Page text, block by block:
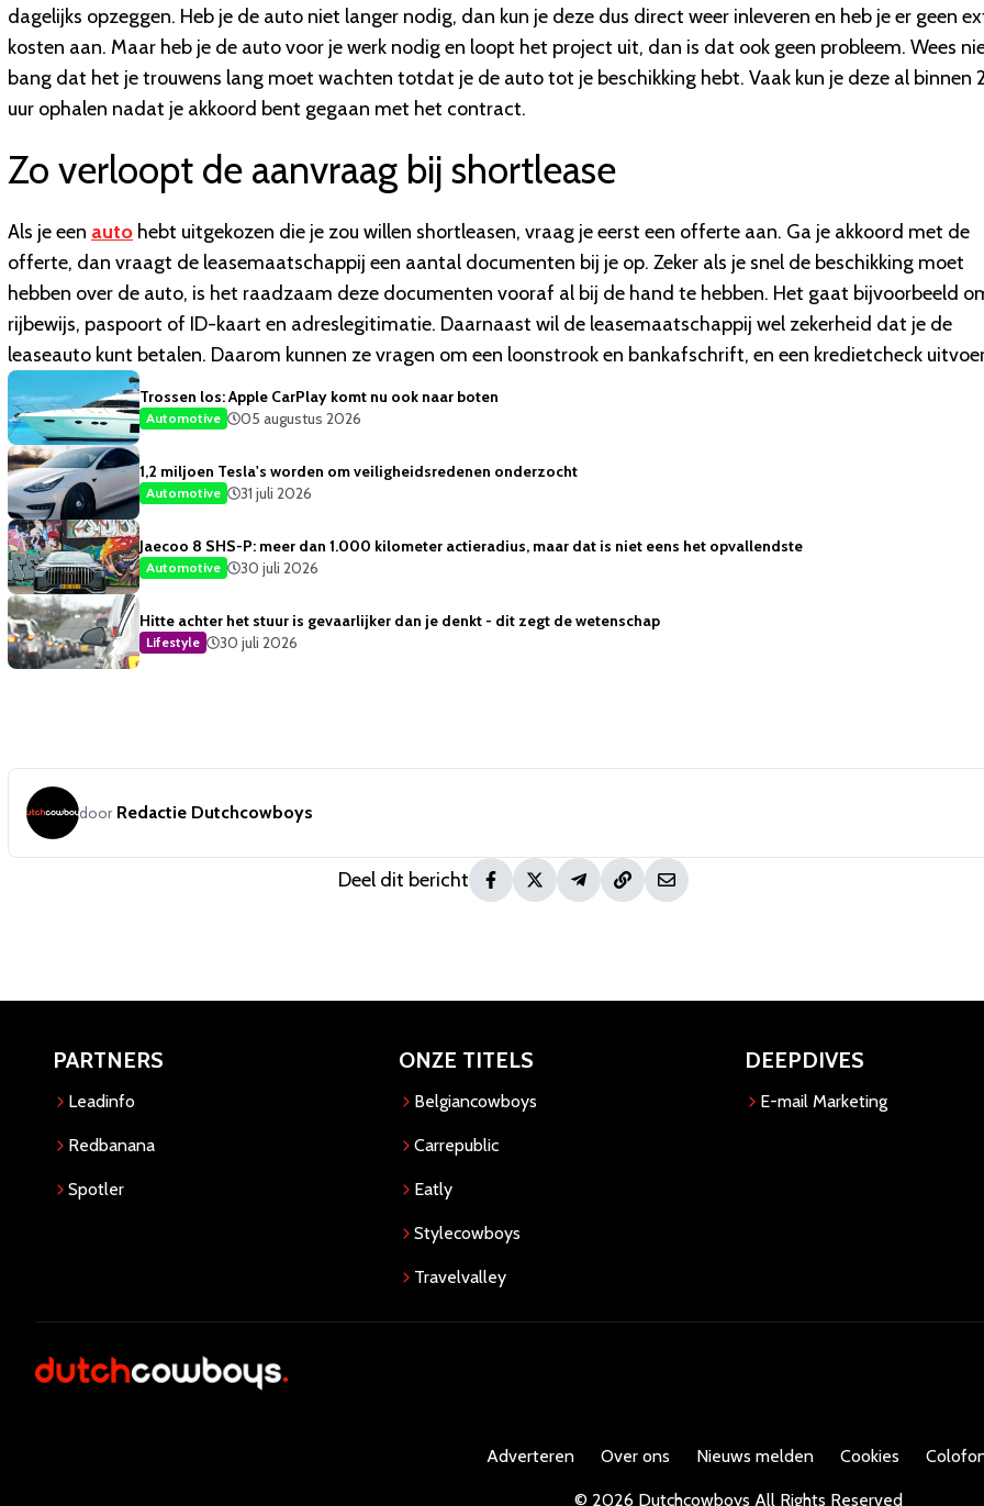
dagelijks opzeggen. Heb je de auto niet langer nodig, dan kun je deze dus direct weer inleveren en heb je er geen
kosten aan. Maar heb je de auto voor je werk nodig en loopt het project uit, dan is dat ook geen probleem. Wees
bang dat het je trouwens lang moet wachten totdat je de auto tot je beschikking hebt. Vaak kun je deze al binnen
uur ophalen nadat je akkoord bent gegaan met het contract.
Zo verloopt de aanvraag bij shortlease
Als je een auto hebt uitgekozen die je zou willen shortleasen, vraag je eerst een offerte aan. Ga je akkoord met de
offerte, dan vraagt de leasemaatschappij een aantal documenten bij je op. Zeker als je snel de beschikking moet
hebben over de auto, is het raadzaam deze documenten vooraf al bij de hand te hebben. Het gaat bijvoorbeeld
rijbewijs, paspoort of ID-kaart en adreslegitimatie. Daarnaast wil de leasemaatschappij wel zekerheid dat je de
leaseauto kunt betalen. Daarom kunnen ze vragen om een loonstrook en bankafschrift, en een kredietcheck
Trossen los: Apple CarPlay komt nu ook naar boten
Automotive 05 augustus 2026
1,2 miljoen Tesla's worden om veiligheidsredenen onderzocht
Automotive 31 juli 2026
Jaecoo 8 SHS-P: meer dan 1.000 kilometer actieradius, maar dat is niet eens het opvallendste
Automotive 30 juli 2026
Hitte achter het stuur is gevaarlijker dan je denkt - dit zegt de wetenschap
Lifestyle 30 juli 2026
door Redactie Dutchcowboys
Deel dit bericht
PARTNERS
Leadinfo
Redbanana
Spotler
ONZE TITELS
Belgiancowboys
Carrepublic
Eatly
Stylecowboys
Travelvalley
DEEPDIVES
E-mail Marketing
Adverteren Over ons Nieuws melden Cookies
© 2026 Dutchcowboys All Rights Reserved